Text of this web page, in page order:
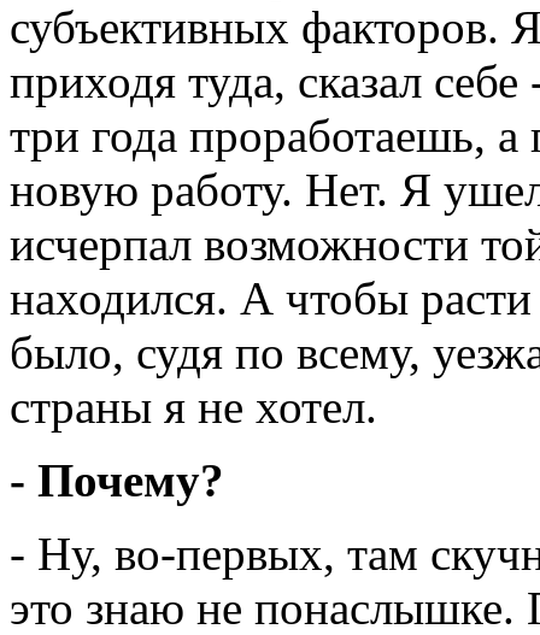
субъективных факторов.
приходя туда, сказал
три года проработаешь, а
новую работу. Нет. Я
исчерпал возможности
находился. А чтобы
было, судя по всему,
страны я не хотел.
- Почему?
- Ну, во-первых, там
это знаю не понаслышке.